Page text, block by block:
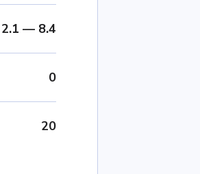
2.1 — 8.4
0
20